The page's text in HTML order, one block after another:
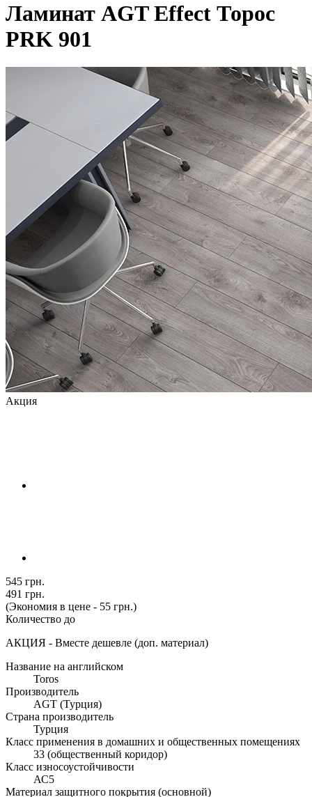
Ламинат AGT Effect Торос
PRK 901
Акция
545 грн.
491 грн.
(Экономия в цене - 55 грн.)
Количество до
АКЦИЯ - Вместе дешевле (доп. материал)
Название на английском
Toros
Производитель
AGT (Турция)
Страна производитель
Турция
Класс применения в домашних и общественных помещениях
33 (общественный коридор)
Класс износоустойчивости
АС5
Материал защитного покрытия (основной)